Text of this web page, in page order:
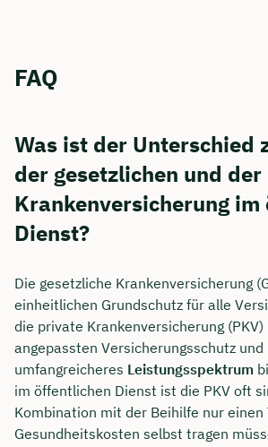
FAQ
Was ist der Unterschied
der gesetzlichen und
Krankenversicherung
Dienst?
Die gesetzliche Krankenversicherung
einheitlichen Grundschutz für alle
die private Krankenversicherung
angepassten Versicherungsschutz
umfangreicheres Leistungsspektrum
im öffentlichen Dienst ist die PKV oft
Kombination mit der Beihilfe nur einen
Gesundheitskosten selbst tragen